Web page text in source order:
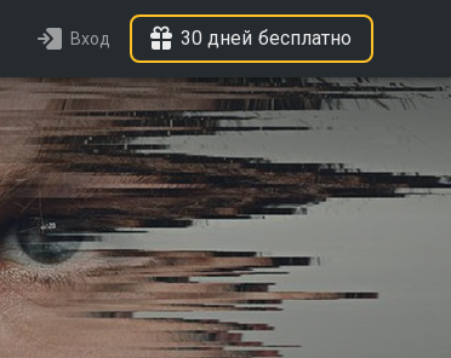
Вход 30 дней бесплатно